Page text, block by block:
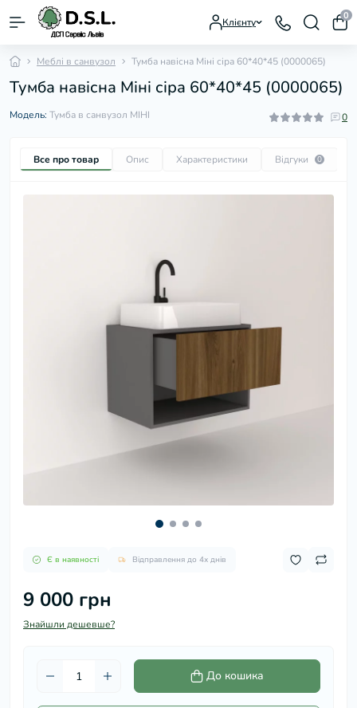
Клієнту
0
Меблі в санвузол Тумба навісна Міні сіра 60*40*45 (0000065)
Тумба навісна Міні сіра 60*40*45 (0000065)
Модель: Тумба в санвузол МІНІ 0
Все про товар Опис Характеристики Відгуки 0
Є в наявності Відправлення до 4х днів
9 000 грн
Знайшли дешевше?
До кошика